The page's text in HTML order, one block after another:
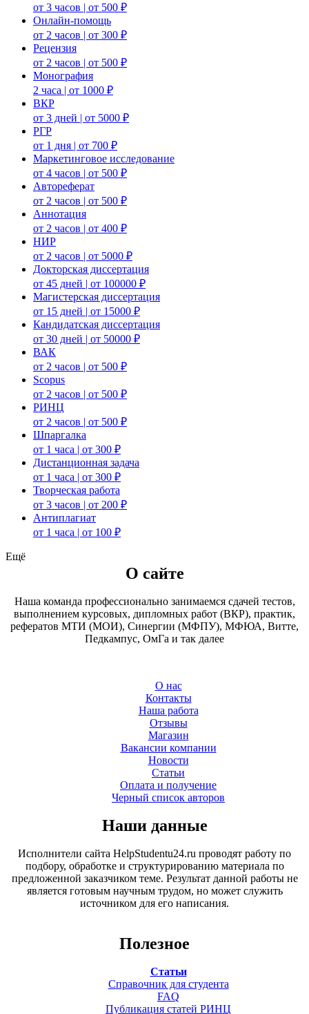
от 3 часов | от 500 ₽
Онлайн-помощь
от 2 часов | от 300 ₽
Рецензия
от 2 часов | от 500 ₽
Монография
2 часа | от 1000 ₽
ВКР
от 3 дней | от 5000 ₽
РГР
от 1 дня | от 700 ₽
Маркетинговое исследование
от 4 часов | от 500 ₽
Автореферат
от 2 часов | от 500 ₽
Аннотация
от 2 часов | от 400 ₽
НИР
от 2 часов | от 5000 ₽
Докторская диссертация
от 45 дней | от 100000 ₽
Магистерская диссертация
от 15 дней | от 15000 ₽
Кандидатская диссертация
от 30 дней | от 50000 ₽
ВАК
от 2 часов | от 500 ₽
Scopus
от 2 часов | от 500 ₽
РИНЦ
от 2 часов | от 500 ₽
Шпаргалка
от 1 часа | от 300 ₽
Дистанционная задача
от 1 часа | от 300 ₽
Творческая работа
от 3 часов | от 200 ₽
Антиплагиат
от 1 часа | от 100 ₽
Ещё
О сайте
Наша команда профессионально занимаемся сдачей тестов,
выполнением курсовых, дипломных работ (ВКР), практик,
рефератов МТИ (МОИ), Синергии (МФПУ), МФЮА, Витте,
Педкампус, ОмГа и так далее
О нас
Контакты
Наша работа
Отзывы
Магазин
Вакансии компании
Новости
Статьи
Оплата и получение
Черный список авторов
Наши данные
Исполнители сайта HelpStudentu24.ru проводят работу по
подбору, обработке и структурированию материала по
предложенной заказчиком теме. Результат данной работы не
является готовым научным трудом, но может служить
источником для его написания.
Полезное
Статьи
Справочник для студента
FAQ
Публикация статей РИНЦ